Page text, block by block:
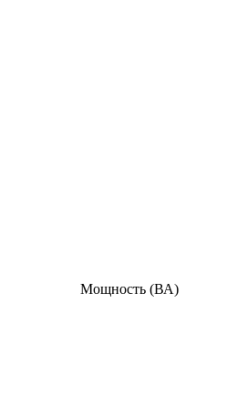
Мощность (ВА)